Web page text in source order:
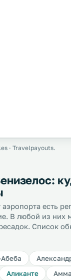
· Travelpayouts.
есть
В любой из них
Список
Аликанте